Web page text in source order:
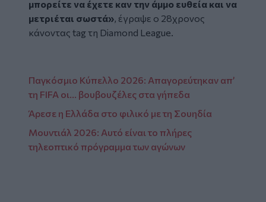
μπορείτε να έχετε καν την άμμο ευθεία και να
μετριέται σωστά», έγραψε ο 28χρονος
κάνοντας tag τη Diamond League.
Παγκόσμιο Κύπελλο 2026: Απαγορεύτηκαν απ’
τη FIFA οι... βουβουζέλες στα γήπεδα
Άρεσε η Ελλάδα στο φιλικό με τη Σουηδία
Μουντιάλ 2026: Αυτό είναι το πλήρες
τηλεοπτικό πρόγραμμα των αγώνων